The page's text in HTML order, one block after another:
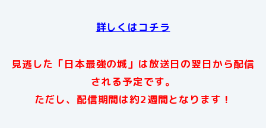
詳しくはコチラ
見逃した「日本最強の城」は放送日の翌日から配信
される予定です。
ただし、配信期間は約2週間となります！